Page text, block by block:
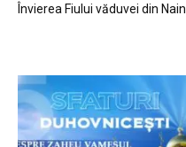
Învierea Fiului văduvei din Nain